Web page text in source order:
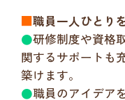
■職員一人ひとり
●研修制度や資格
関するサポートも
築けます。
●職員のアイデア